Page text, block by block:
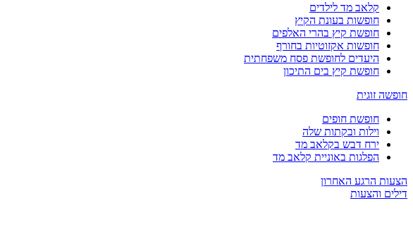
קלאב מד לילדים
חופשות בעונת הקיץ
חופשת קיץ בהרי האלפים
חופשות אקזוטיות בחורף
היעדים לחופשת פסח משפחתית
חופשת קיץ בים התיכון
חופשה זוגית
חופשת חופים
וילות ובקתות שלה
ירח דבש בקלאב מד
הפלגות באוניית קלאב מד
הצעות הרגע האחרון
דילים והצעות